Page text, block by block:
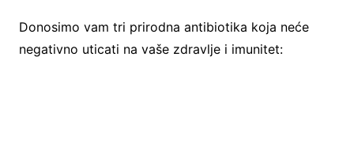
Donosimo vam tri prirodna antibiotika koja neće
negativno uticati na vaše zdravlje i imunitet: